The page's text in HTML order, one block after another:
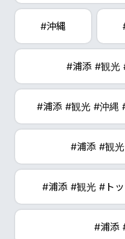
#沖縄
#浦添 #観光
#浦添 #観光 #沖縄
#浦添 #観
#浦添 #観光 #ト
#浦添